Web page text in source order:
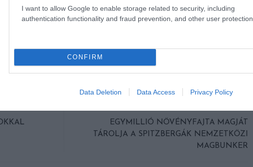
I want to allow Google to enable storage related to security, including
authentication functionality and fraud prevention, and other user protection.
CONFIRM
Data Deletion Data Access Privacy Policy
EGYMILLIÓ NÖVÉNYFAJTA MAGJÁT
TÁROLJA A SPITZBERGÁK NEMZETKÖZI
MAGBUNKER